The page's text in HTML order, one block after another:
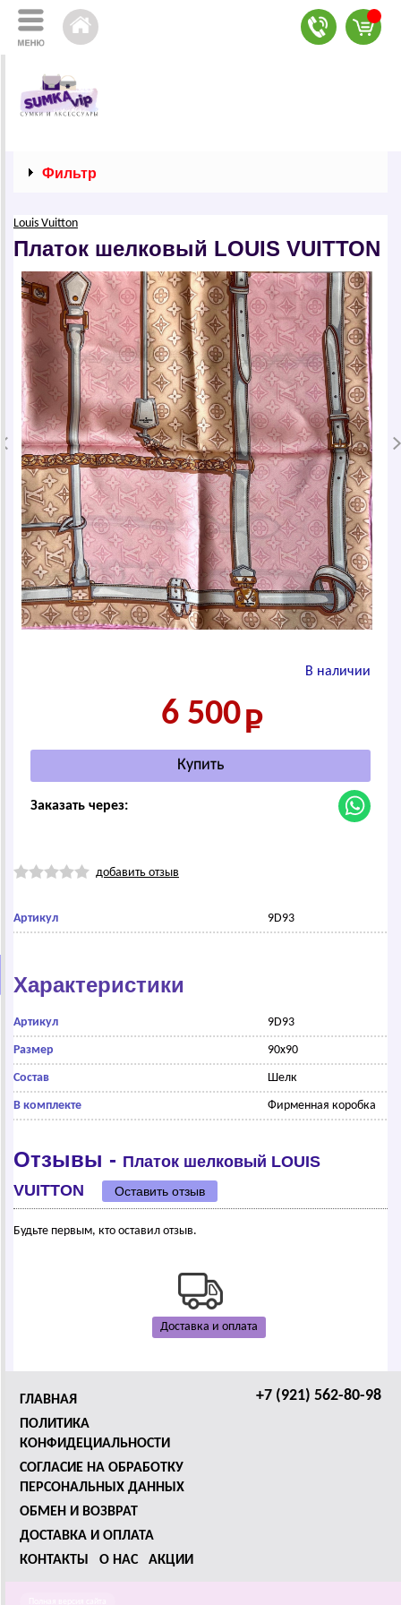
Фильтр
Louis Vuitton
Платок шелковый LОUIS VUIТТОN
В наличии
6 500
Заказать через:
добавить отзыв
Артикул 9D93
Характеристики
Артикул 9D93
Размер 90x90
Состав Шелк
В комплекте Фирменная коробка
Отзывы - Платок шелковый LОUIS
VUIТТОN
Оставить отзыв
Будьте первым, кто оставил отзыв.
Доставка и оплата
+7 (921) 562-80-98
ГЛАВНАЯ
ПОЛИТИКА
КОНФИДЕЦИАЛЬНОСТИ
СОГЛАСИЕ НА ОБРАБОТКУ
ПЕРСОНАЛЬНЫХ ДАННЫХ
ОБМЕН И ВОЗВРАТ
ДОСТАВКА И ОПЛАТА
КОНТАКТЫ
О НАС АКЦИИ